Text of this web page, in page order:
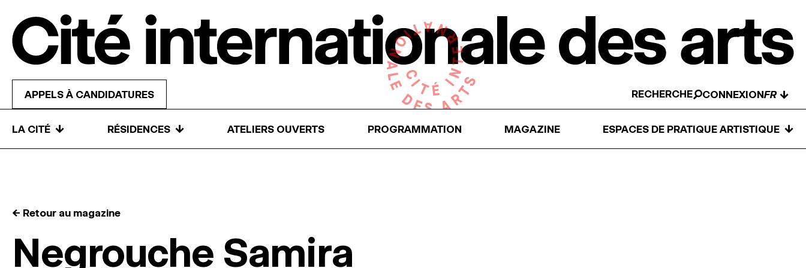
APPELS À CANDIDATURES RECHERCHE CONNEXION ↓
LA CITÉ ↓ RÉSIDENCES ↓ ATELIERS OUVERTS PROGRAMMATION MAGAZINE ESPACES DE PRATIQUE ARTISTIQUE ↓
← Retour au magazine
Negrouche Samira